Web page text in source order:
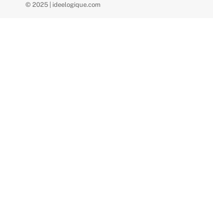
© 2025 | ideelogique.com